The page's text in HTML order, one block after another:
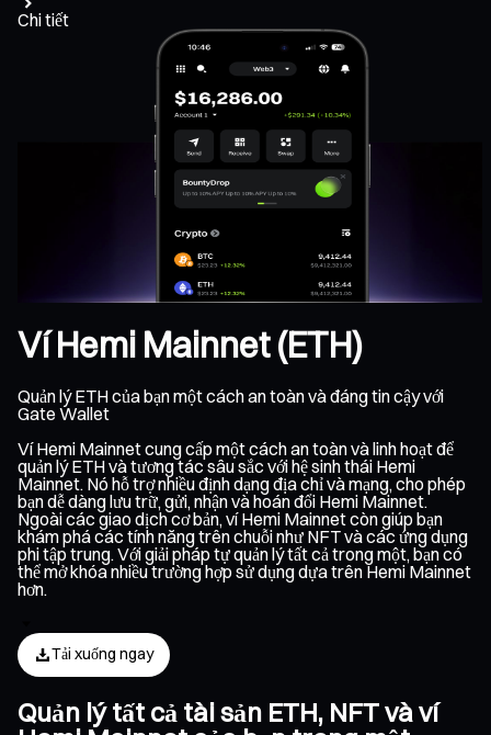
Chi tiết
Ví Hemi Mainnet (ETH)
Quản lý ETH của bạn một cách an toàn và đáng tin cậy với
Gate Wallet
Ví Hemi Mainnet cung cấp một cách an toàn và linh hoạt để
quản lý ETH và tương tác sâu sắc với hệ sinh thái Hemi
Mainnet. Nó hỗ trợ nhiều định dạng địa chỉ và mạng, cho phép
bạn dễ dàng lưu trữ, gửi, nhận và hoán đổi Hemi Mainnet.
Ngoài các giao dịch cơ bản, ví Hemi Mainnet còn giúp bạn
khám phá các tính năng trên chuỗi như NFT và các ứng dụng
phi tập trung. Với giải pháp tự quản lý tất cả trong một, bạn có
thể mở khóa nhiều trường hợp sử dụng dựa trên Hemi Mainnet
hơn.
Tải xuống ngay
Quản lý tất cả tài sản ETH, NFT và ví